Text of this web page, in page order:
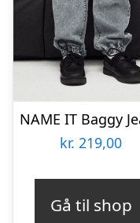
kr. 219,00
Gå til shop